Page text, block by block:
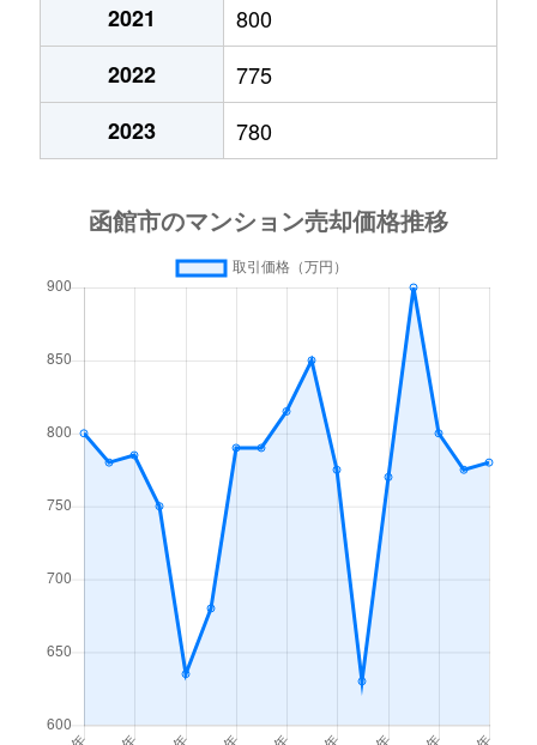
2,200万円
梁川町
2,200万円
梁川町
2,300万円
五稜郭公園前
3,500万円 函館
湯川町
函館
湯川町
函館
1,700万円 湯の川
530万円 湯の川
520万円 湯の川
湯川町
1,300万円
湯川町
790万円 湯の川 徒歩6
2021
800
2022
775
2023
780